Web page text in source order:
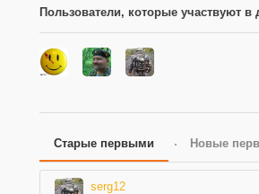
Пользователи, которые участвуют в
Старые первыми Новые
serg12